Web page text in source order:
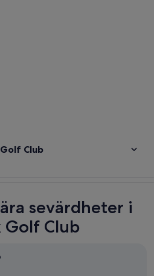
Club
sevärdheter i
Golf Club